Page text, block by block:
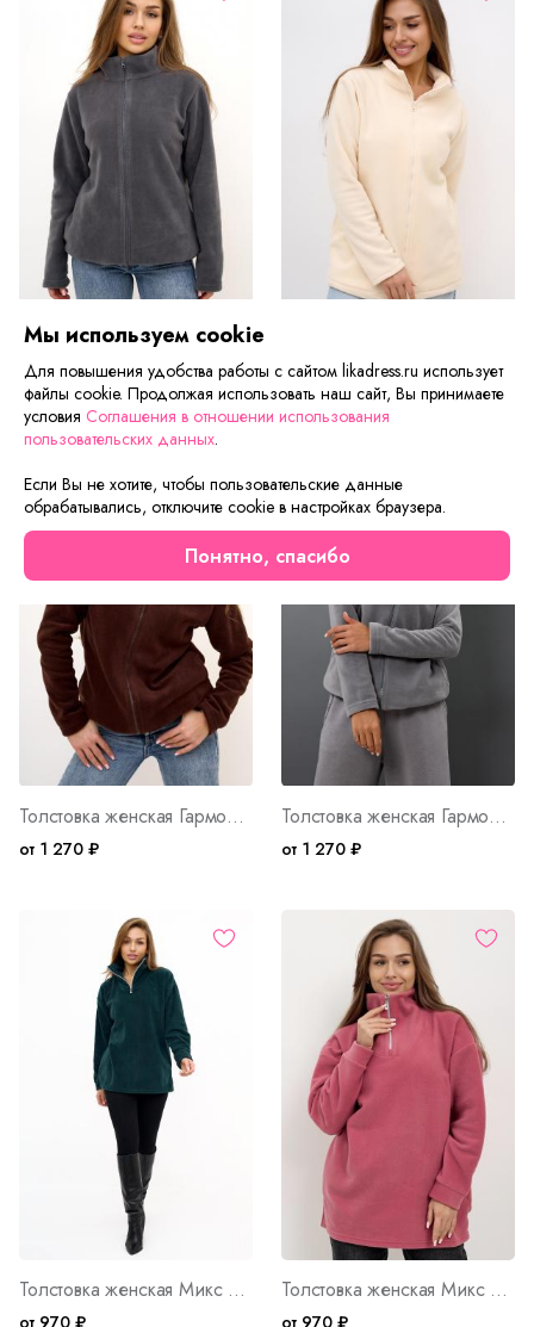
Толстовка женская Гармония Г WB Арт. 10611
от 1 270 ₽ от 1 270 ₽
Толстовка женская Гармония К WB Арт. 10533
от 1 270 ₽
Толстовка женская Гармония С WB Арт. 10532
от 1 270 ₽
Толстовка женская Микс Т WB Арт. 10530
от 970 ₽
Толстовка женская Микс Р WB Арт. 10529
от 970 ₽
Мы используем cookie
Для повышения удобства работы с сайтом likadress.ru использует
файлы cookie. Продолжая использовать наш сайт, Вы принимаете
условия Соглашения в отношении использования
пользовательских данных.
Если Вы не хотите, чтобы пользовательские данные
обрабатывались, отключите cookie в настройках браузера.
Понятно, спасибо